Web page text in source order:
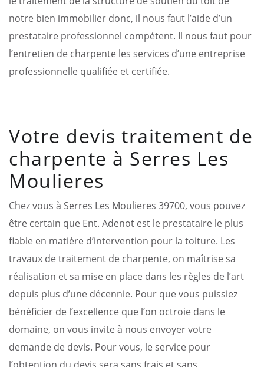
notre bien immobilier donc, il nous faut l’aide d’un
prestataire professionnel compétent. Il nous faut pour
l’entretien de charpente les services d’une entreprise
professionnelle qualifiée et certifiée.
Votre devis traitement de
charpente à Serres Les
Moulieres
Chez vous à Serres Les Moulieres 39700, vous pouvez
être certain que Ent. Adenot est le prestataire le plus
fiable en matière d’intervention pour la toiture. Les
travaux de traitement de charpente, on maîtrise sa
réalisation et sa mise en place dans les règles de l’art
depuis plus d’une décennie. Pour que vous puissiez
bénéficier de l’excellence que l’on octroie dans le
domaine, on vous invite à nous envoyer votre
demande de devis. Pour vous, le service pour